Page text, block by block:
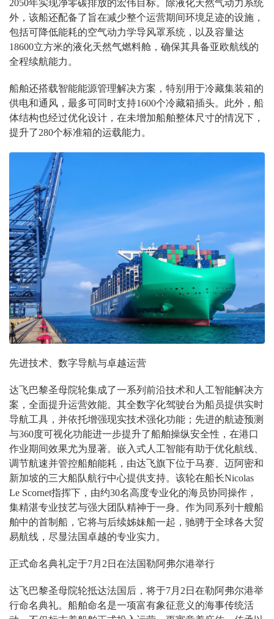
2050年实现净零碳排放的宏伟目标。除液化天然气动力系统
外，该船还配备了旨在减少整个运营期间环境足迹的设施，
包括可降低能耗的空气动力学导风罩系统，以及容量达
18600立方米的液化天然气燃料舱，确保其具备亚欧航线的
全程续航能力。
船舶还搭载智能能源管理解决方案，特别用于冷藏集装箱的
供电和通风，最多可同时支持1600个冷藏箱插头。此外，船
体结构也经过优化设计，在未增加船舶整体尺寸的情况下，
提升了280个标准箱的运载能力。
先进技术、数字导航与卓越运营
达飞巴黎圣母院轮集成了一系列前沿技术和人工智能解决方
案，全面提升运营效能。其全数字化驾驶台为船员提供实时
导航工具，并依托增强现实技术强化功能；先进的航迹预测
与360度可视化功能进一步提升了船舶操纵安全性，在港口
作业期间效果尤为显著。嵌入式人工智能有助于优化航线、
调节航速并管控船舶能耗，由达飞旗下位于马赛、迈阿密和
新加坡的三大船队航行中心提供支持。该轮在船长Nicolas
Le Scornet指挥下，由约30名高度专业化的海员协同操作，
集精湛专业技艺与强大团队精神于一身。作为同系列十艘船
舶中的首制船，它将与后续姊妹船一起，驰骋于全球各大贸
易航线，尽显法国卓越的专业实力。
正式命名典礼定于7月2日在法国勒阿弗尔港举行
达飞巴黎圣母院轮抵达法国后，将于7月2日在勒阿弗尔港举
行命名典礼。船舶命名是一项富有象征意义的海事传统活